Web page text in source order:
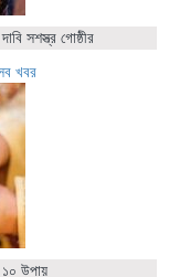
সশস্ত্র গোষ্ঠীর
খবর
১০ উপায়